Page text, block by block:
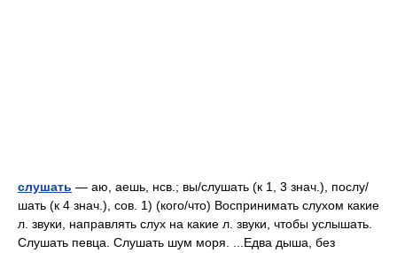
слушать — аю, аешь, нсв.; вы/слушать (к 1, 3 знач.), послу/
шать (к 4 знач.), сов. 1) (кого/что) Воспринимать слухом какие
л. звуки, направлять слух на какие л. звуки, чтобы услышать.
Слушать певца. Слушать шум моря. ...Едва дыша, без